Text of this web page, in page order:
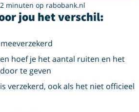
minuten op rabobank.nl
jou het verschil:
hoef je het aantal ruiten en het
te geven
verzekerd, ook als het niet officieel